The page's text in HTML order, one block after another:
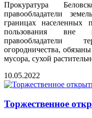
Прокуратура
правообладатели
границах населенных
пользования вне
правообладатели
огородничества,
мусора, сухой
10.05.2022
Торжественное